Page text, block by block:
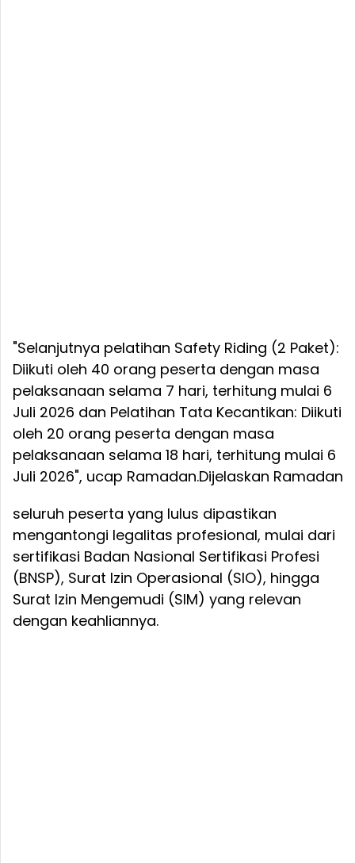
"Selanjutnya pelatihan Safety Riding (2 Paket):
Diikuti oleh 40 orang peserta dengan masa
pelaksanaan selama 7 hari, terhitung mulai 6
Juli 2026 dan Pelatihan Tata Kecantikan: Diikuti
oleh 20 orang peserta dengan masa
pelaksanaan selama 18 hari, terhitung mulai 6
Juli 2026", ucap Ramadan.Dijelaskan Ramadan
seluruh peserta yang lulus dipastikan
mengantongi legalitas profesional, mulai dari
sertifikasi Badan Nasional Sertifikasi Profesi
(BNSP), Surat Izin Operasional (SIO), hingga
Surat Izin Mengemudi (SIM) yang relevan
dengan keahliannya.